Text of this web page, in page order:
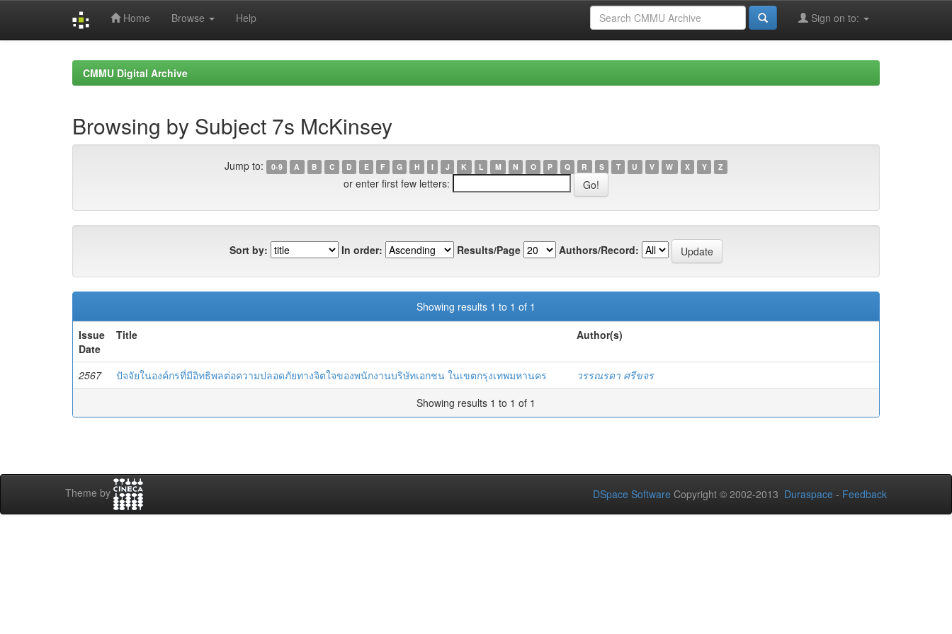
Home Browse Help Sign on to:
CMMU Digital Archive
Browsing by Subject 7s McKinsey
Jump to: 0-9 A B C D E F G H I J K L M N O P Q R S T U V W X Y Z
or enter first few letters:
Sort by: In order: Results/Page Authors/Record:
Showing results 1 to 1 of 1
Issue
Date
Title Author(s)
2567 ปัจจัยในองค์กรที่มีอิทธิพลต่อความปลอดภัยทางจิตใจของพนักงานบริษัทเอกชน ในเขตกรุงเทพมหานคร
วรรณรดา ศรีขจร
Showing results 1 to 1 of 1
Theme by DSpace Software Copyright © 2002-2013 Duraspace - Feedback